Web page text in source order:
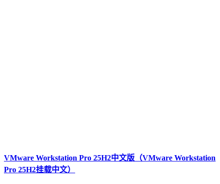
VMware Workstation Pro 25H2中文版（VMware Workstation
Pro 25H2挂载中文）